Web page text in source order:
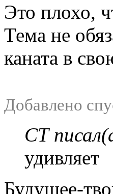
Это плохо,
Тема не
каната в
Добавлено
СТ
удивляет
Будущее-